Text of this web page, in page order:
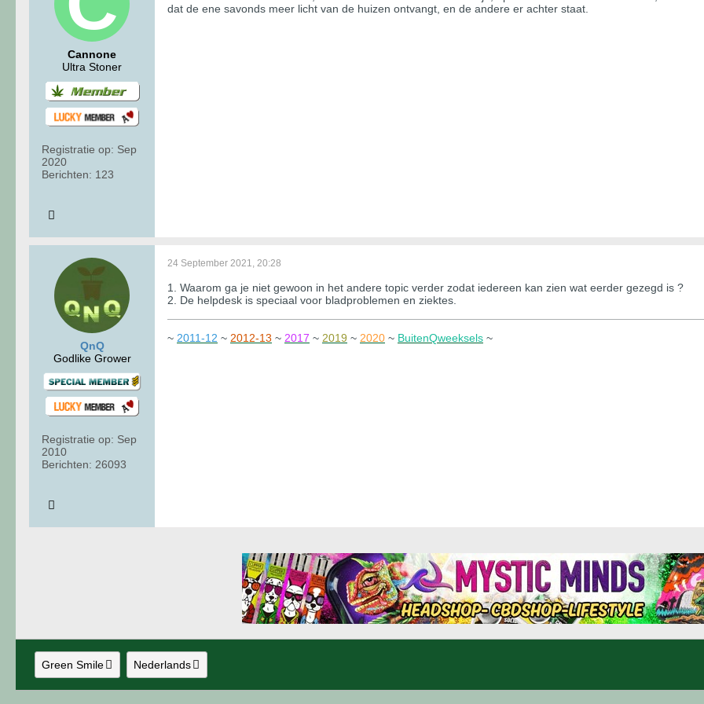
Cannone
Ultra Stoner
Registratie op: Sep
2020
Berichten: 123
dat de ene savonds meer licht van de huizen ontvangt, en de andere er achter staat.
QnQ
Godlike Grower
Registratie op: Sep
2010
Berichten: 26093
24 September 2021, 20:28
1. Waarom ga je niet gewoon in het andere topic verder zodat iedereen kan zien wat eerder gezegd is ?
2. De helpdesk is speciaal voor bladproblemen en ziektes.
~ 2011-12 ~ 2012-13 ~ 2017 ~ 2019 ~ 2020 ~ BuitenQweeksels ~
Green Smile Nederlands